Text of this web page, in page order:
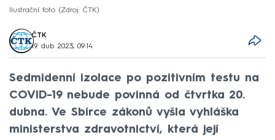
Ilustrační foto Zdroj: ČTK
ČTK
19. dub 2023, 09:14
Sedmidenní izolace po pozitivním testu na
COVID-19 nebude povinná od čtvrtka 20.
dubna. Ve Sbírce zákonů vyšla vyhláška
ministerstva zdravotnictví, která její